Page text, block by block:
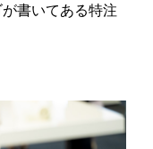
書いてある特注